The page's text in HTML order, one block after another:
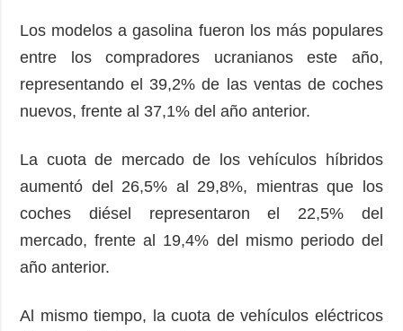
Los modelos a gasolina fueron los más populares
entre los compradores ucranianos este año,
representando el 39,2% de las ventas de coches
nuevos, frente al 37,1% del año anterior.
La cuota de mercado de los vehículos híbridos
aumentó del 26,5% al ​​29,8%, mientras que los
coches diésel representaron el 22,5% del
mercado, frente al 19,4% del mismo periodo del
año anterior.
Al mismo tiempo, la cuota de vehículos eléctricos